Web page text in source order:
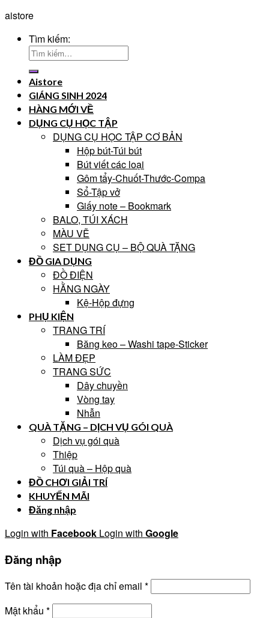
aistore
Tìm kiếm:
Aistore
GIÁNG SINH 2024
HÀNG MỚI VỀ
DỤNG CỤ HỌC TẬP
DỤNG CỤ HỌC TẬP CƠ BẢN
Hộp bút-Túi bút
Bút viết các loại
Gôm tẩy-Chuốt-Thước-Compa
Sổ-Tập vở
Giấy note – Bookmark
BALO, TÚI XÁCH
MÀU VẼ
SET DỤNG CỤ – BỘ QUÀ TẶNG
ĐỒ GIA DỤNG
ĐỒ ĐIỆN
HẰNG NGÀY
Kệ-Hộp đựng
PHỤ KIỆN
TRANG TRÍ
Băng keo – Washi tape-Sticker
LÀM ĐẸP
TRANG SỨC
Dây chuyền
Vòng tay
Nhẫn
QUÀ TẶNG – DỊCH VỤ GÓI QUÀ
Dịch vụ gói quà
Thiệp
Túi quà – Hộp quà
ĐỒ CHƠI GIẢI TRÍ
KHUYẾN MÃI
Đăng nhập
Login with Facebook Login with Google
Đăng nhập
Tên tài khoản hoặc địa chỉ email *
Mật khẩu *